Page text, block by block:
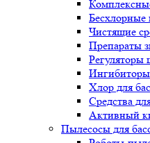
Бесхлорные
Чистящие
Препараты
Регуляторы
Ингибиторы
Хлор для
Средства
Активный
Пылесосы для